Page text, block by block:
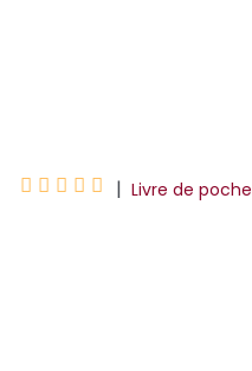
     | Livre de poche